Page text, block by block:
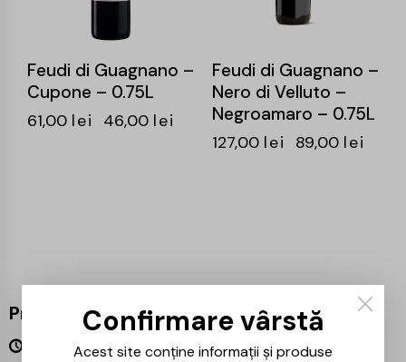
Feudi di Guagnano –
Cupone – 0.75L
61,00 lei 46,00 lei
Feudi di Guagnano –
Nero di Velluto –
Negroamaro – 0.75L
127,00 lei 89,00 lei
Program
Luni – Vineri 09:00 – 18:00
Confirmare vârstă
Acest site conține informații și produse